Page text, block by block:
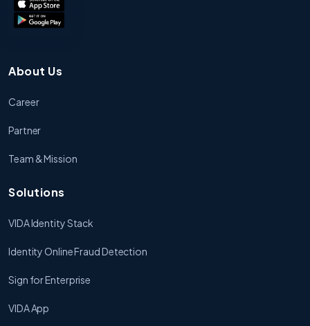
About Us
Career
Partner
Team & Mission
Solutions
VIDA Identity Stack
Identity Online Fraud Detection
Sign for Enterprise
VIDA App